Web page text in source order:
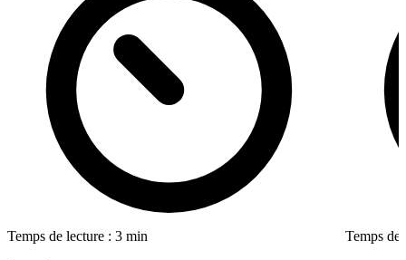
Temps de lecture : 3 min Temps de